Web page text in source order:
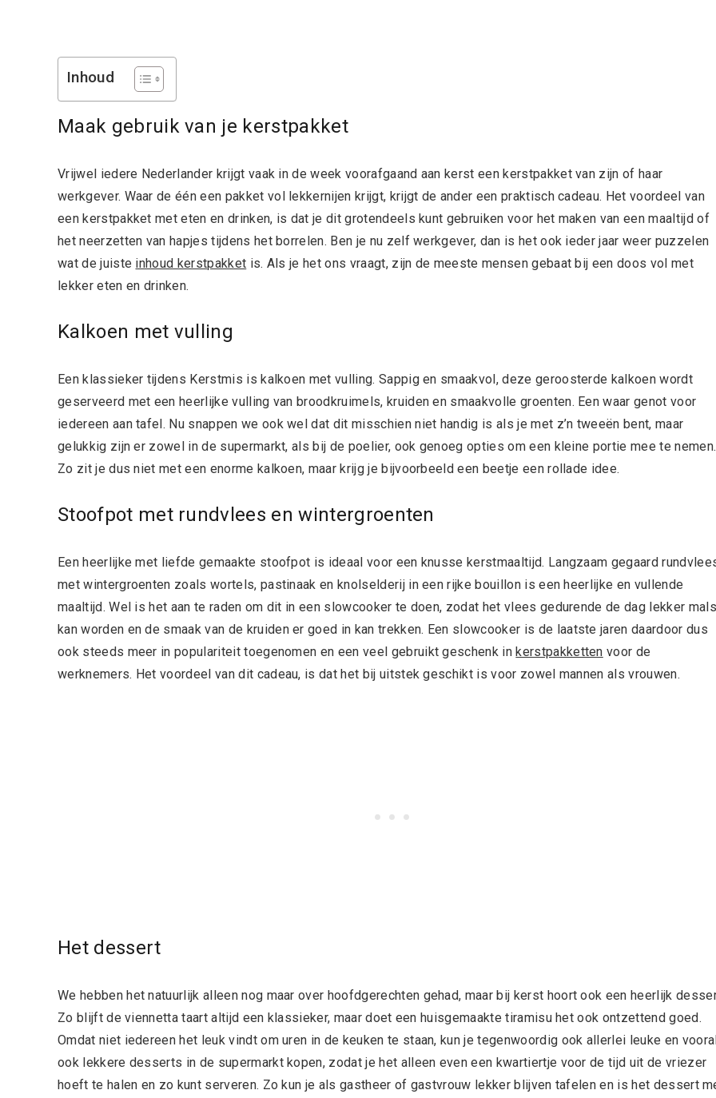
Inhoud
Maak gebruik van je kerstpakket
Vrijwel iedere Nederlander krijgt vaak in de week voorafgaand aan kerst een kerstpakket van zijn of haar
werkgever. Waar de één een pakket vol lekkernijen krijgt, krijgt de ander een praktisch cadeau. Het voordeel van
een kerstpakket met eten en drinken, is dat je dit grotendeels kunt gebruiken voor het maken van een maaltijd of
het neerzetten van hapjes tijdens het borrelen. Ben je nu zelf werkgever, dan is het ook ieder jaar weer puzzelen
wat de juiste inhoud kerstpakket is. Als je het ons vraagt, zijn de meeste mensen gebaat bij een doos vol met
lekker eten en drinken.
Kalkoen met vulling
Een klassieker tijdens Kerstmis is kalkoen met vulling. Sappig en smaakvol, deze geroosterde kalkoen wordt
geserveerd met een heerlijke vulling van broodkruimels, kruiden en smaakvolle groenten. Een waar genot voor
iedereen aan tafel. Nu snappen we ook wel dat dit misschien niet handig is als je met z’n tweeën bent, maar
gelukkig zijn er zowel in de supermarkt, als bij de poelier, ook genoeg opties om een kleine portie mee te nemen.
Zo zit je dus niet met een enorme kalkoen, maar krijg je bijvoorbeeld een beetje een rollade idee.
Stoofpot met rundvlees en wintergroenten
Een heerlijke met liefde gemaakte stoofpot is ideaal voor een knusse kerstmaaltijd. Langzaam gegaard
met wintergroenten zoals wortels, pastinaak en knolselderij in een rijke bouillon is een heerlijke en vullende
maaltijd. Wel is het aan te raden om dit in een slowcooker te doen, zodat het vlees gedurende de dag lekker mals
kan worden en de smaak van de kruiden er goed in kan trekken. Een slowcooker is de laatste jaren daardoor dus
ook steeds meer in populariteit toegenomen en een veel gebruikt geschenk inkerstpakketten voor de
werknemers. Het voordeel van dit cadeau, is dat het bij uitstek geschikt is voor zowel mannen als vrouwen.
Het dessert
We hebben het natuurlijk alleen nog maar over hoofdgerechten gehad, maar bij kerst hoort ook een heerlijk
Zo blijft de viennetta taart altijd een klassieker, maar doet een huisgemaakte tiramisu het ook ontzettend goed.
Omdat niet iedereen het leuk vindt om uren in de keuken te staan, kun je tegenwoordig ook allerlei leuke en
ook lekkere desserts in de supermarkt kopen, zodat je het alleen even een kwartiertje voor de tijd uit de vriezer
hoeft te halen en zo kunt serveren. Zo kun je als gastheer of gastvrouw lekker blijven tafelen en is het dessert